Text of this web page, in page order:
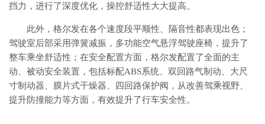
挡力，进行了深度优化，操控舒适性大大提高。
此外，格尔发在各个速度段平顺性、隔音性都表现出色；
驾驶室后部采用弹簧减振，多功能空气悬浮驾驶座椅，提升了
整车乘坐舒适性；在安全配置方面，格尔发配置了全面的主
动、被动安全装置，包括标配ABS系统、双回路气制动、大尺
寸制动器、膜片式干燥器、四回路保护阀，从改善驾乘视野、
提升防撞能力等方面，有效提升了行车安全性。